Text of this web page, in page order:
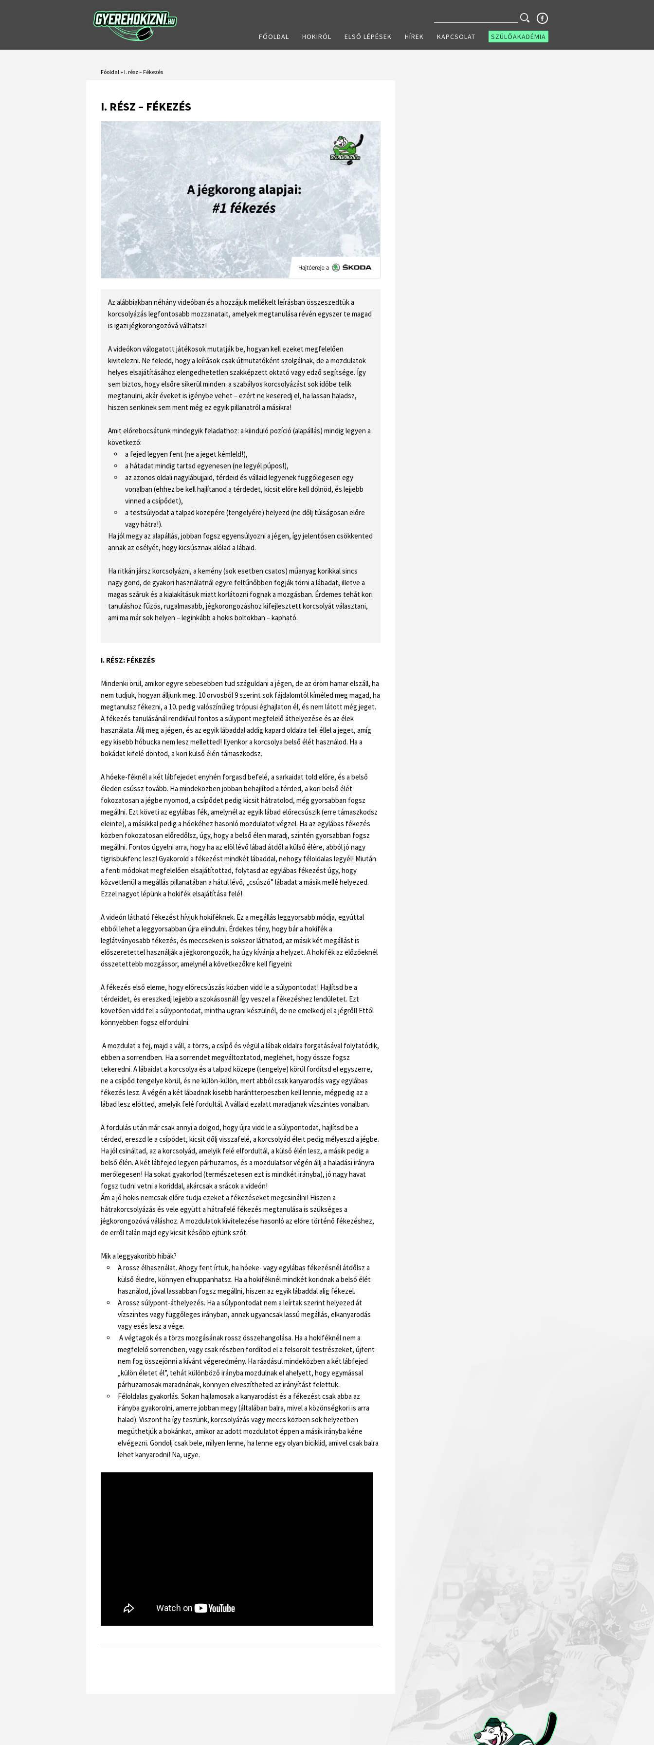
FŐOLDAL HOKIRÓL ELSŐ LÉPÉSEK HÍREK KAPCSOLAT SZÜLŐAKADÉMIA
Főoldal » I. rész – Fékezés
I. RÉSZ – FÉKEZÉS
Az alábbiakban néhány videóban és a hozzájuk mellékelt leírásban összeszedtük a
korcsolyázás legfontosabb mozzanatait, amelyek megtanulása révén egyszer te magad
is igazi jégkorongozóvá válhatsz!
A videókon válogatott játékosok mutatják be, hogyan kell ezeket megfelelően
kivitelezni. Ne feledd, hogy a leírások csak útmutatóként szolgálnak, de a mozdulatok
helyes elsajátításához elengedhetetlen szakképzett oktató vagy edző segítsége. Így
sem biztos, hogy elsőre sikerül minden: a szabályos korcsolyázást sok időbe telik
megtanulni, akár éveket is igénybe vehet – ezért ne keseredj el, ha lassan haladsz,
hiszen senkinek sem ment még ez egyik pillanatról a másikra!
Amit előrebocsátunk mindegyik feladathoz: a kiinduló pozíció (alapállás) mindig legyen a
következő:
a fejed legyen fent (ne a jeget kémleld!),
a hátadat mindig tartsd egyenesen (ne legyél púpos!),
az azonos oldali nagylábujjaid, térdeid és vállaid legyenek függőlegesen egy
vonalban (ehhez be kell hajlítanod a térdedet, kicsit előre kell dőlnöd, és lejjebb
vinned a csípődet),
a testsúlyodat a talpad közepére (tengelyére) helyezd (ne dőlj túlságosan előre
vagy hátra!).
Ha jól megy az alapállás, jobban fogsz egyensúlyozni a jégen, így jelentősen csökkented
annak az esélyét, hogy kicsúsznak alólad a lábaid.
Ha ritkán jársz korcsolyázni, a kemény (sok esetben csatos) műanyag korikkal sincs
nagy gond, de gyakori használatnál egyre feltűnőbben fogják törni a lábadat, illetve a
magas száruk és a kialakításuk miatt korlátozni fognak a mozgásban. Érdemes tehát kori
tanuláshoz fűzős, rugalmasabb, jégkorongozáshoz kifejlesztett korcsolyát választani,
ami ma már sok helyen – leginkább a hokis boltokban – kapható.
I. RÉSZ: FÉKEZÉS
Mindenki örül, amikor egyre sebesebben tud száguldani a jégen, de az öröm hamar elszáll, ha
nem tudjuk, hogyan álljunk meg. 10 orvosból 9 szerint sok fájdalomtól kíméled meg magad, ha
megtanulsz fékezni, a 10. pedig valószínűleg trópusi éghajlaton él, és nem látott még jeget.
A fékezés tanulásánál rendkívül fontos a súlypont megfelelő áthelyezése és az élek
használata. Állj meg a jégen, és az egyik lábaddal addig kapard oldalra teli éllel a jeget, amíg
egy kisebb hóbucka nem lesz melletted! Ilyenkor a korcsolya belső élét használod. Ha a
bokádat kifelé döntöd, a kori külső élén támaszkodsz.
A hóeke-féknél a két lábfejedet enyhén forgasd befelé, a sarkaidat told előre, és a belső
éleden csússz tovább. Ha mindeközben jobban behajlítod a térded, a kori belső élét
fokozatosan a jégbe nyomod, a csípődet pedig kicsit hátratolod, még gyorsabban fogsz
megállni. Ezt követi az egylábas fék, amelynél az egyik lábad előrecsúszik (erre támaszkodsz
eleinte), a másikkal pedig a hóekéhez hasonló mozdulatot végzel. Ha az egylábas fékezés
közben fokozatosan előredőlsz, úgy, hogy a belső élen maradj, szintén gyorsabban fogsz
megállni. Fontos ügyelni arra, hogy ha az elöl lévő lábad átdől a külső élére, abból jó nagy
tigrisbukfenc lesz! Gyakorold a fékezést mindkét lábaddal, nehogy féloldalas legyél! Miután
a fenti módokat megfelelően elsajátítottad, folytasd az egylábas fékezést úgy, hogy
közvetlenül a megállás pillanatában a hátul lévő, „csúszó” lábadat a másik mellé helyezed.
Ezzel nagyot lépünk a hokifék elsajátítása felé!
A videón látható fékezést hívjuk hokiféknek. Ez a megállás leggyorsabb módja, egyúttal
ebből lehet a leggyorsabban újra elindulni. Érdekes tény, hogy bár a hokifék a
leglátványosabb fékezés, és meccseken is sokszor láthatod, az másik két megállást is
előszeretettel használják a jégkorongozók, ha úgy kívánja a helyzet. A hokifék az előzőeknél
összetettebb mozgássor, amelynél a következőkre kell figyelni:
A fékezés első eleme, hogy előrecsúszás közben vidd le a súlypontodat! Hajlítsd be a
térdeidet, és ereszkedj lejjebb a szokásosnál! Így veszel a fékezéshez lendületet. Ezt
követően vidd fel a súlypontodat, mintha ugrani készülnél, de ne emelkedj el a jégről! Ettől
könnyebben fogsz elfordulni.
A mozdulat a fej, majd a váll, a törzs, a csípő és végül a lábak oldalra forgatásával folytatódik,
ebben a sorrendben. Ha a sorrendet megváltoztatod, meglehet, hogy össze fogsz
tekeredni. A lábaidat a korcsolya és a talpad közepe (tengelye) körül fordítsd el egyszerre,
ne a csípőd tengelye körül, és ne külön-külön, mert abból csak kanyarodás vagy egylábas
fékezés lesz. A végén a két lábadnak kisebb harántterpeszben kell lennie, mégpedig az a
lábad lesz előtted, amelyik felé fordultál. A vállaid ezalatt maradjanak vízszintes vonalban.
A fordulás után már csak annyi a dolgod, hogy újra vidd le a súlypontodat, hajlítsd be a
térded, ereszd le a csípődet, kicsit dőlj visszafelé, a korcsolyád éleit pedig mélyeszd a jégbe.
Ha jól csináltad, az a korcsolyád, amelyik felé elfordultál, a külső élén lesz, a másik pedig a
belső élén. A két lábfejed legyen párhuzamos, és a mozdulatsor végén állj a haladási irányra
merőlegesen! Ha sokat gyakorlod (természetesen ezt is mindkét irányba), jó nagy havat
fogsz tudni vetni a koriddal, akárcsak a srácok a videón!
Ám a jó hokis nemcsak előre tudja ezeket a fékezéseket megcsinálni! Hiszen a
hátrakorcsolyázás és vele együtt a hátrafelé fékezés megtanulása is szükséges a
jégkorongozóvá váláshoz. A mozdulatok kivitelezése hasonló az előre történő fékezéshez,
de erről talán majd egy kicsit később ejtünk szót.
Mik a leggyakoribb hibák?
A rossz élhasználat. Ahogy fent írtuk, ha hóeke- vagy egylábas fékezésnél átdőlsz a
külső éledre, könnyen elhuppanhatsz. Ha a hokiféknél mindkét koridnak a belső élét
használod, jóval lassabban fogsz megállni, hiszen az egyik lábaddal alig fékezel.
A rossz súlypont-áthelyezés. Ha a súlypontodat nem a leírtak szerint helyezed át
vízszintes vagy függőleges irányban, annak ugyancsak lassú megállás, elkanyarodás
vagy esés lesz a vége.
A végtagok és a törzs mozgásának rossz összehangolása. Ha a hokiféknél nem a
megfelelő sorrendben, vagy csak részben fordítod el a felsorolt testrészeket, újfent
nem fog összejönni a kívánt végeredmény. Ha ráadásul mindeközben a két lábfejed
„külön életet él”, tehát különböző irányba mozdulnak el ahelyett, hogy egymással
párhuzamosak maradnának, könnyen elveszítheted az irányítást felettük.
Féloldalas gyakorlás. Sokan hajlamosak a kanyarodást és a fékezést csak abba az
irányba gyakorolni, amerre jobban megy (általában balra, mivel a közönségkori is arra
halad). Viszont ha így teszünk, korcsolyázás vagy meccs közben sok helyzetben
megüthetjük a bokánkat, amikor az adott mozdulatot éppen a másik irányba kéne
elvégezni. Gondolj csak bele, milyen lenne, ha lenne egy olyan biciklid, amivel csak balra
lehet kanyarodni! Na, ugye.